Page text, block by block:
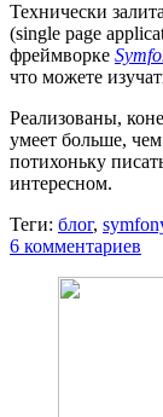
Технически
(single page
фреймворке
что можете
Реализованы,
умеет больше,
потихоньку
интересном.
Теги: блог,
6 комментариев